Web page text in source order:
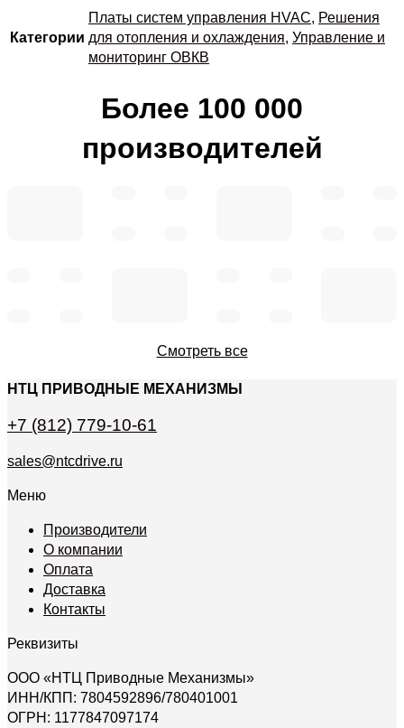
Категории
Платы систем управления HVAC, Решения
для отопления и охлаждения, Управление и
мониторинг ОВКВ
Более 100 000
производителей
Смотреть все
НТЦ ПРИВОДНЫЕ МЕХАНИЗМЫ
+7 (812) 779-10-61
sales@ntcdrive.ru
Меню
Производители
О компании
Оплата
Доставка
Контакты
Реквизиты
ООО «НТЦ Приводные Механизмы»
ИНН/КПП: 7804592896/780401001
ОГРН: 1177847097174